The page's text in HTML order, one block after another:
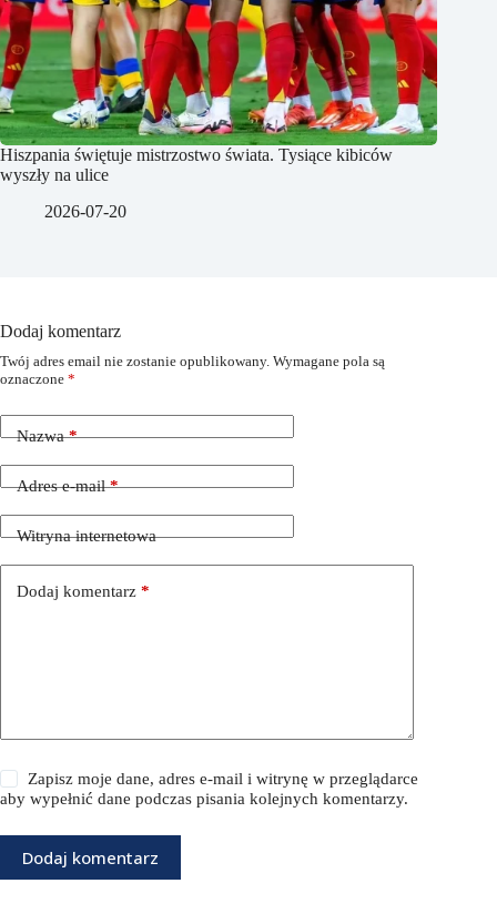
Hiszpania świętuje mistrzostwo świata. Tysiące kibiców
wyszły na ulice
2026-07-20
Dodaj komentarz
Twój adres email nie zostanie opublikowany. Wymagane pola są
oznaczone *
Nazwa*
Adres e-mail*
Witryna internetowa
Dodaj komentarz *
Zapisz moje dane, adres e-mail i witrynę w przeglądarce
aby wypełnić dane podczas pisania kolejnych komentarzy.
Dodaj komentarz